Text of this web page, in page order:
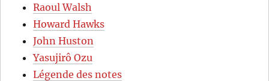
Raoul Walsh
Howard Hawks
John Huston
Yasujirô Ozu
Légende des notes